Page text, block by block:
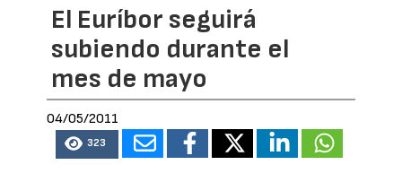
El Euríbor seguirá
subiendo durante el
mes de mayo
04/05/2011
323